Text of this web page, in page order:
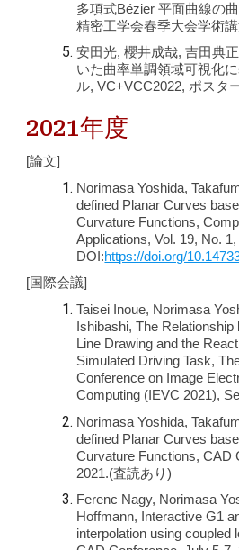
多項式Bézier 平面曲線の
精密工学会春季大会学術
安田光, 櫻井成哉, 吉田典
いた曲率単調領域可視化
ル, VC+VCC2022, ポスタ
2021年度
[論文]
Norimasa Yoshida,
defined Planar Curves
Curvature Functions,
Applications, Vol. 19, No.
DOI:https://doi.org/
[国際会議]
Taisei Inoue, Norimasa
Ishibashi, The
Line Drawing and the
Simulated Driving Task,
Conference on Image
Computing (IEVC 2021),
Norimasa Yoshida,
defined Planar Curves
Curvature Functions, CAD
2021.(査読あり)
Ferenc Nagy, Norimasa
Hoffmann, Interactive G1
interpolation using coupled